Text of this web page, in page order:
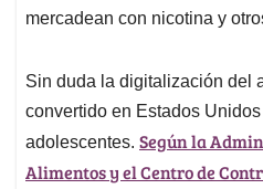
mercadean con nicotina y
Sin duda la digitalización del
convertido en Estados
adolescentes. Según la
Alimentos y el Centro de